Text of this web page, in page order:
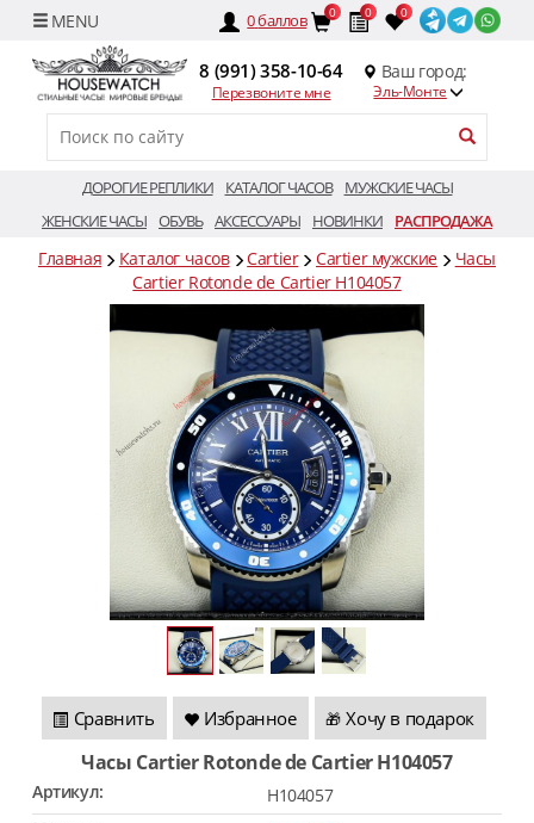
0баллов 0 0 0
8 (991) 358-10-64
Перезвоните мне
Ваш город:
Эль-Монте
ДОРОГИЕ РЕПЛИКИ КАТАЛОГ ЧАСОВ
МУЖСКИЕ ЧАСЫ
ЖЕНСКИЕ ЧАСЫ ОБУВЬ АКСЕССУАРЫ НОВИНКИ РАСПРОДАЖА
Главная Каталог часов Cartier Cartier мужские
Часы
Cartier Rotonde de Cartier H104057
Сравнить Избранное 🎁 Хочу в подарок
Часы Cartier Rotonde de Cartier H104057
Артикул:
H104057